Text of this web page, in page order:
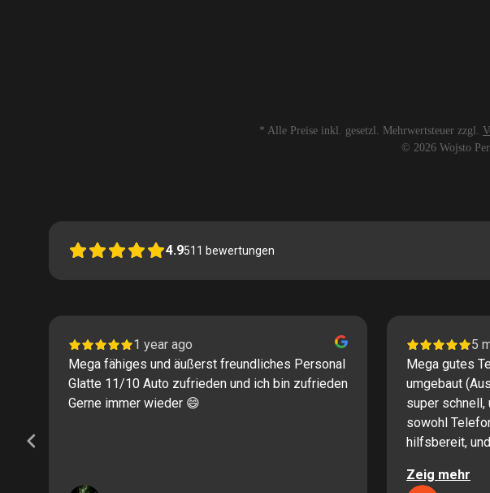
* Alle Preise inkl. gesetzl. Mehrwertsteuer zzgl.
© 2026 Wojsto
4.9511 bewertungen
1 year ago
Mega fähiges und äußerst freundliches Personal
Glatte 11/10 Auto zufrieden und ich bin zufrieden
Gerne immer wieder 😄
5
Mega gutes
umgebaut
super schnell,
sowohl
hilfsbereit,
Zeig mehr